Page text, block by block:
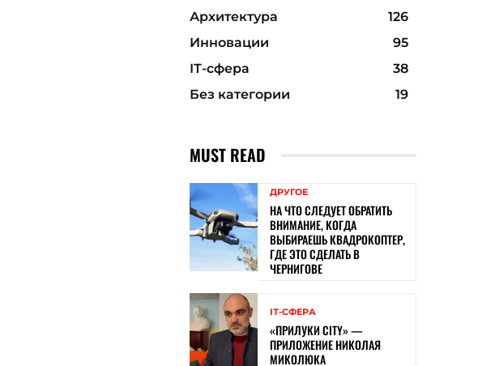
Архитектура
126
Инновации
95
ІТ-сфера
38
Без категории
19
MUST READ
ДРУГОЕ
НА ЧТО СЛЕДУЕТ ОБРАТИТЬ
ВНИМАНИЕ, КОГДА
ВЫБИРАЕШЬ КВАДРОКОПТЕР,
ГДЕ ЭТО СДЕЛАТЬ В
ЧЕРНИГОВЕ
ІТ-СФЕРА
«ПРИЛУКИ CITY» —
ПРИЛОЖЕНИЕ НИКОЛАЯ
МИКОЛЮКА